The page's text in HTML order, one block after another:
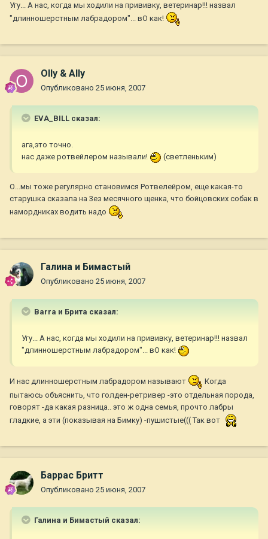
Угу... А нас, когда мы ходили на прививку, ветеринар!!! назвал
"длинношерстным лабрадором"... вО как!
Olly & Ally
Опубликовано 25 июня, 2007
EVA_BILL сказал:
ага,это точно.
нас даже ротвейлером называли!
(светленьким)
О...мы тоже регулярно становимся Ротвелейром, еще какая-то
старушка сказала на 3ез месячного щенка, что бойцовских собак в
намордниках водить надо
Галина и Бимастый
Опубликовано 25 июня, 2007
Barra и Брита сказал:
Угу... А нас, когда мы ходили на прививку, ветеринар!!! назвал
"длинношерстным лабрадором"... вО как!
И нас длинношерстным лабрадором называют
Когда
пытаюсь объяснить, что голден-ретривер -это отдельная порода,
говорят -да какая разница.. это ж одна семья, прочто лабры
гладкие, а эти (показывая на Бимку) -пушистые((( Так вот
Баррас Бритт
Опубликовано 25 июня, 2007
Галина и Бимастый сказал: